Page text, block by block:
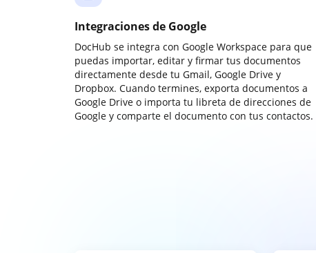
Integraciones de Google
DocHub se integra con Google Workspace para que
puedas importar, editar y firmar tus documentos
directamente desde tu Gmail, Google Drive y
Dropbox. Cuando termines, exporta documentos a
Google Drive o importa tu libreta de direcciones de
Google y comparte el documento con tus contactos.